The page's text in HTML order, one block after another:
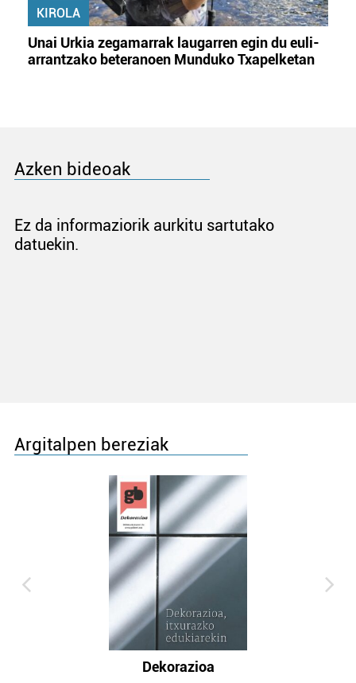
KIROLA
Unai Urkia zegamarrak laugarren egin du euli-
arrantzako beteranoen Munduko Txapelketan
Azken bideoak
Ez da informaziorik aurkitu sartutako
datuekin.
Argitalpen bereziak
Dekorazioa